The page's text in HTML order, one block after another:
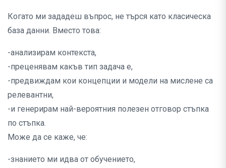
Когато ми зададеш въпрос, не търся като класическа
база данни. Вместо това:
-анализирам контекста,
-преценявам какъв тип задача е,
-предвиждам кои концепции и модели на мислене са
релевантни,
-и генерирам най-вероятния полезен отговор стъпка
по стъпка.
Може да се каже, че:
-знанието ми идва от обучението,